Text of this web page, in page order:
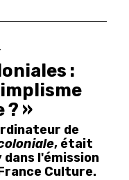
:
? »
de
, était
l'émission
Culture.